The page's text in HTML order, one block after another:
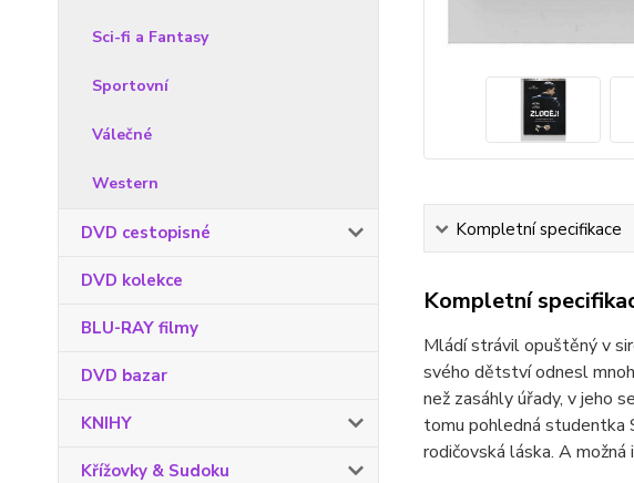
Sci-fi a Fantasy
Sportovní
Válečné
Western
DVD cestopisné
DVD kolekce
BLU-RAY filmy
DVD bazar
KNIHY
Křížovky & Sudoku
Kompletní specifikace
Kompletní
Mládí strávil opuštěný v
svého dětství odnesl
než zasáhly úřady, v jeho
tomu pohledná studentka
rodičovská láska. A